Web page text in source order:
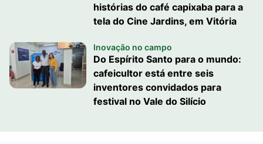
histórias do café capixaba para a
tela do Cine Jardins, em Vitória
Inovação no campo
Do Espírito Santo para o mundo:
cafeicultor está entre seis
inventores convidados para
festival no Vale do Silício